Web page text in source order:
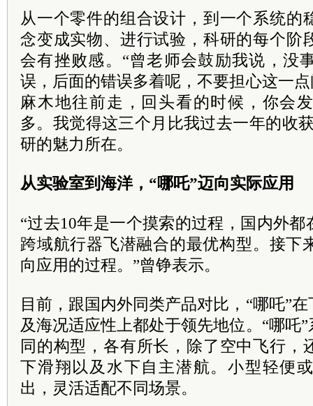
从一个零件的组合设计，到一个系统的
念变成实物、进行试验，科研的每个阶
会有挫败感。“曾老师会鼓励我说，没
误，后面的错误多着呢，不要担心这一
麻木地往前走，回头看的时候，你会
多。我觉得这三个月比我过去一年的收
研的魅力所在。
从实验室到海洋，“哪吒”迈向实际应用
“过去10年是一个摸索的过程，国内外
跨域航行器飞潜融合的最优构型。接下
向应用的过程。”曾铮表示。
目前，跟国内外同类产品对比，“哪吒”
及海况适应性上都处于领先地位。“哪吒
同的构型，各有所长，除了空中飞行，
下滑翔以及水下自主潜航。小型轻便
出，灵活适配不同场景。